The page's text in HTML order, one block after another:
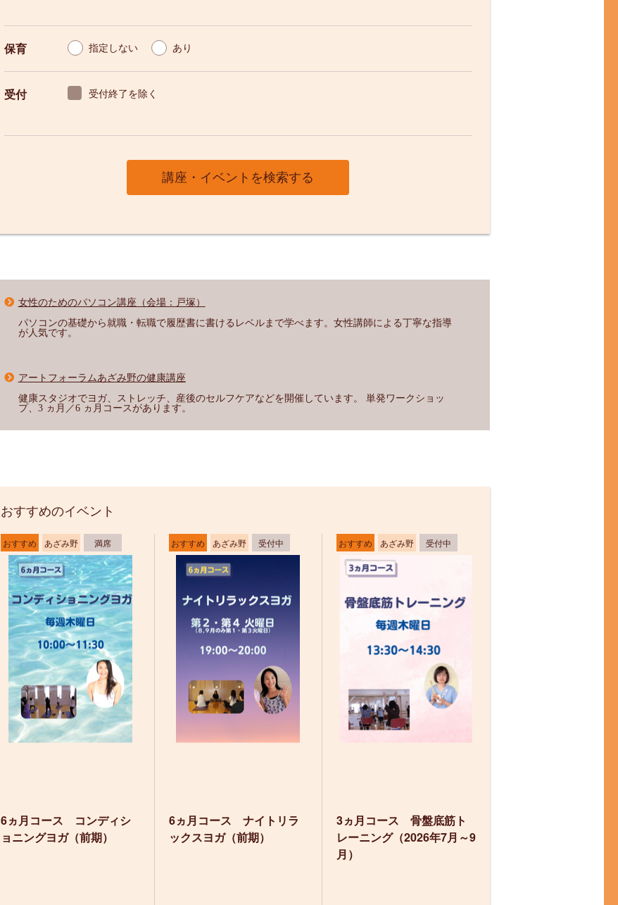
保育 指定しない あり
受付 受付終了を除く
女性のためのパソコン講座（会場：戸塚）
パソコンの基礎から就職・転職で履歴書に書けるレベルまで学べます。女性講師による丁寧な指導
が人気です。
アートフォーラムあざみ野の健康講座
健康スタジオでヨガ、ストレッチ、産後のセルフケアなどを開催しています。 単発ワークショッ
プ、3 ヵ月／6 ヵ月コースがあります。
おすすめのイベント
おすすめ あざみ野 満席
6ヵ月コース コンディシ
ョニングヨガ（前期）
おすすめ あざみ野 受付中
6ヵ月コース ナイトリラ
ックスヨガ（前期）
おすすめ あざみ野 受付中
3ヵ月コース 骨盤底筋ト
レーニング（2026年7月～9
月）